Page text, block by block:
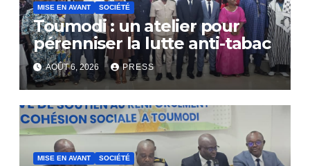
MISE EN AVANT SOCIÉTÉ
Toumodi : un atelier pour
pérenniser la lutte anti-tabac
AOÛT 6, 2026 PRESS
MISE EN AVANT SOCIÉTÉ